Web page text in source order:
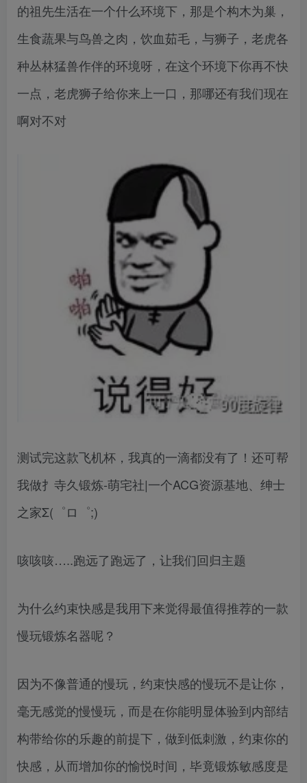
的祖先生活在一个什么环境下，那是个构木为巢，
生食蔬果与鸟兽之肉，饮血茹毛，与狮子，老虎各
种丛林猛兽作伴的环境呀，在这个环境下你再不快
一点，老虎狮子给你来上一口，那哪还有我们现在
啊对不对
测试完这款飞机杯，我真的一滴都没有了！还可帮
我做扌寺久锻炼-萌宅社|一个ACG资源基地、绅士
之家Σ(゜ロ゜;)
咳咳咳…..跑远了跑远了，让我们回归主题
为什么约束快感是我用下来觉得最值得推荐的一款
慢玩锻炼名器呢？
因为不像普通的慢玩，约束快感的慢玩不是让你，
毫无感觉的慢慢玩，而是在你能明显体验到内部结
构带给你的乐趣的前提下，做到低刺激，约束你的
快感，从而增加你的愉悦时间，毕竟锻炼敏感度是